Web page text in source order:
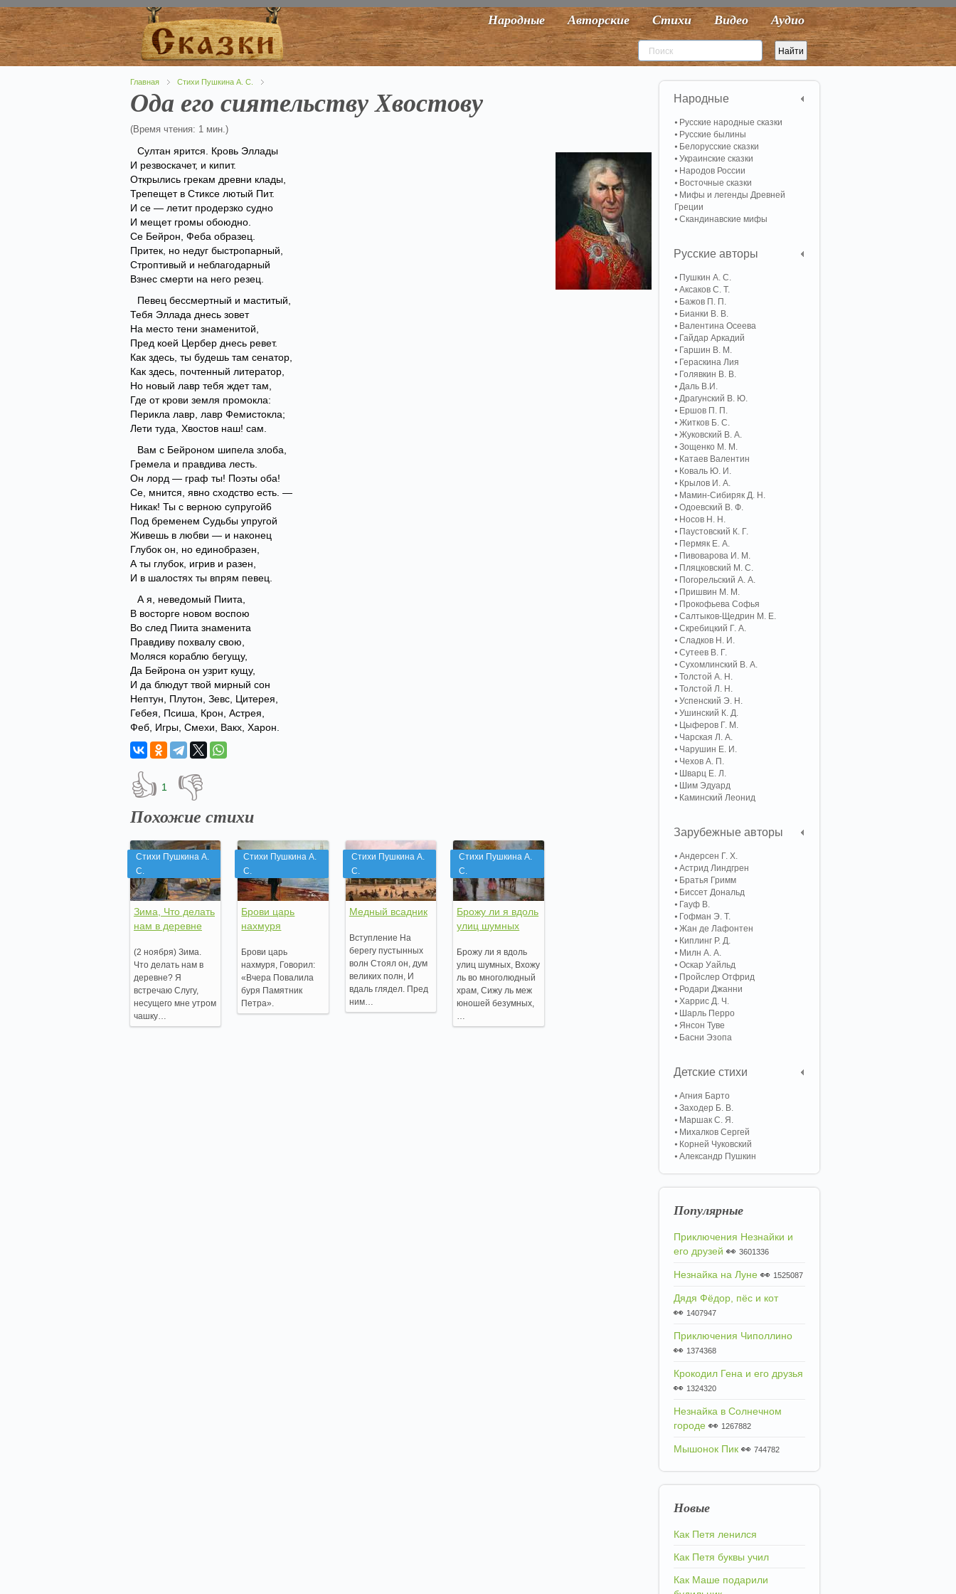
Народные Авторские Стихи Видео Аудио
Главная Стихи Пушкина А. С.
Ода его сиятельству Хвостову
(Время чтения: 1 мин.)
Султан ярится. Кровь Эллады
И peзвocкачет, и кипит.
Открылись грекам древни клады,
Трепещет в Стиксе лютый Пит.
И се — летит продерзко судно
И мещет громы обоюдно.
Се Бейрон, Феба образец.
Притек, но недуг быстропарный,
Строптивый и неблагодарный
Взнес смерти на него резец.
Певец бессмертный и маститый,
Тебя Эллада днесь зовет
На место тени знаменитой,
Пред коей Цербер днесь ревет.
Как здесь, ты будешь там сенатор,
Как здесь, почтенный литератор,
Но новый лавр тебя ждет там,
Где от крови земля промокла:
Перикла лавр, лавр Фемистокла;
Лети туда, Хвостов наш! сам.
Вам с Бейроном шипела злоба,
Гремела и правдива лесть.
Он лорд — граф ты! Поэты оба!
Се, мнится, явно сходство есть. —
Никак! Ты с верною супругой6
Под бременем Судьбы упругой
Живешь в любви — и наконец
Глубок он, но единобразен,
А ты глубок, игрив и разен,
И в шалостях ты впрям певец.
А я, неведомый Пиита,
В восторге новом воспою
Во след Пиита знаменита
Правдиву похвалу свою,
Моляся кораблю бегущу,
Да Бейрона он узрит кущу,
И да блюдут твой мирный сон
Нептун, Плутон, Зевс, Цитерея,
Гебея, Псиша, Крон, Астрея,
Феб, Игры, Смехи, Вакх, Харон.
👍 1 👎
Похожие стихи
Стихи Пушкина А.
С.
Зима, Что делать
нам в деревне
(2 ноября) Зима.
Что делать нам в
деревне? Я
встречаю Слугу,
несущего мне утром
чашку…
Стихи Пушкина А.
С.
Брови царь
нахмуря
Брови царь
нахмуря, Говорил:
«Вчера Повалила
буря Памятник
Петра».
Стихи Пушкина А.
С.
Медный всадник
Вступление На
берегу пустынных
волн Стоял он, дум
великих полн, И
вдаль глядел. Пред
ним…
Стихи Пушкина А.
С.
Брожу ли я вдоль
улиц шумных
Брожу ли я вдоль
улиц шумных, Вхожу
ль во многолюдный
храм, Сижу ль меж
юношей безумных,
…
Народные
Русские народные сказки
Русские былины
Белорусские сказки
Украинские сказки
Народов России
Восточные сказки
Мифы и легенды Древней
Греции
Скандинавские мифы
Русские авторы
Пушкин А. С.
Аксаков С. Т.
Бажов П. П.
Бианки В. В.
Валентина Осеева
Гайдар Аркадий
Гаршин В. М.
Гераскина Лия
Голявкин В. В.
Даль В.И.
Драгунский В. Ю.
Ершов П. П.
Житков Б. С.
Жуковский В. А.
Зощенко М. М.
Катаев Валентин
Коваль Ю. И.
Крылов И. А.
Мамин-Сибиряк Д. Н.
Одоевский В. Ф.
Носов Н. Н.
Паустовский К. Г.
Пермяк Е. А.
Пивоварова И. М.
Пляцковский М. С.
Погорельский А. A.
Пришвин М. М.
Прокофьева Софья
Салтыков-Щедрин М. Е.
Скребицкий Г. А.
Сладков Н. И.
Сутеев В. Г.
Сухомлинский В. А.
Толстой А. Н.
Толстой Л. Н.
Успенский Э. Н.
Ушинский К. Д.
Цыферов Г. М.
Чарская Л. А.
Чарушин Е. И.
Чехов А. П.
Шварц Е. Л.
Шим Эдуард
Каминский Леонид
Зарубежные авторы
Андерсен Г. Х.
Астрид Линдгрен
Братья Гримм
Биссет Дональд
Гауф В.
Гофман Э. Т.
Жан де Лафонтен
Киплинг Р. Д.
Милн А. А.
Оскар Уайльд
Пройслер Отфрид
Родари Джанни
Харрис Д. Ч.
Шарль Перро
Янсон Туве
Басни Эзопа
Детские стихи
Агния Барто
Заходер Б. В.
Маршак С. Я.
Михалков Сергей
Корней Чуковский
Александр Пушкин
Популярные
Приключения Незнайки и
его друзей 👀 3601336
Незнайка на Луне 👀 1525087
Дядя Фёдор, пёс и кот
👀 1407947
Приключения Чиполлино
👀 1374368
Крокодил Гена и его друзья
👀 1324320
Незнайка в Солнечном
городе 👀 1267882
Мышонок Пик 👀 744782
Новые
Как Петя ленился
Как Петя буквы учил
Как Маше подарили